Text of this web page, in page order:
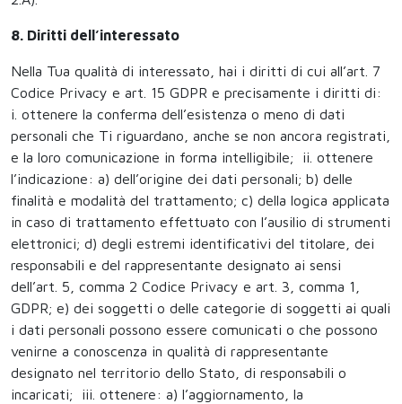
8. Diritti dell’interessato
Nella Tua qualità di interessato, hai i diritti di cui all’art. 7
Codice Privacy e art. 15 GDPR e precisamente i diritti di:
i. ottenere la conferma dell’esistenza o meno di dati
personali che Ti riguardano, anche se non ancora registrati,
e la loro comunicazione in forma intelligibile; ii. ottenere
l’indicazione: a) dell’origine dei dati personali; b) delle
finalità e modalità del trattamento; c) della logica applicata
in caso di trattamento effettuato con l’ausilio di strumenti
elettronici; d) degli estremi identificativi del titolare, dei
responsabili e del rappresentante designato ai sensi
dell’art. 5, comma 2 Codice Privacy e art. 3, comma 1,
GDPR; e) dei soggetti o delle categorie di soggetti ai quali
i dati personali possono essere comunicati o che possono
venirne a conoscenza in qualità di rappresentante
designato nel territorio dello Stato, di responsabili o
incaricati; iii. ottenere: a) l’aggiornamento, la